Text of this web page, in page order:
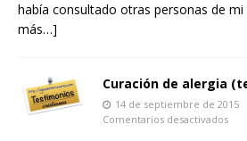
había consultado otras personas de
más…]
Curación de alergia
14 de septiembre de 2015
Comentarios desactivados